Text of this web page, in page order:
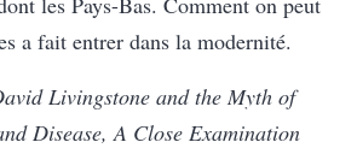
a fait entrer dans la modernité.
Livingstone and the Myth of
Disease, A Close Examination